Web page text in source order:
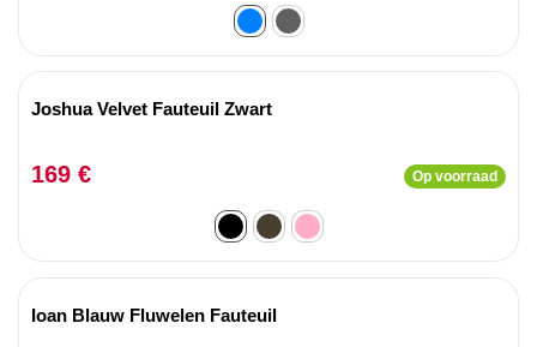
Joshua Velvet Fauteuil Zwart
169 € Op voorraad
Ioan Blauw Fluwelen Fauteuil